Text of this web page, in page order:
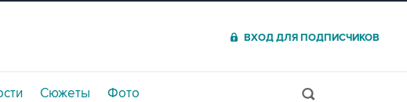
ВХОД ДЛЯ ПОДПИСЧИКОВ
Сюжеты Фото